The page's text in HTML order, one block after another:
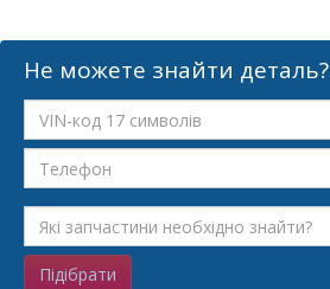
Не можете знайти деталь?
Підібрати